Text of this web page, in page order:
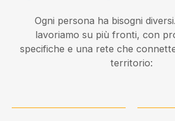
Ogni persona ha bisogni
lavoriamo su più fronti, con
specifiche e una rete che
territorio: